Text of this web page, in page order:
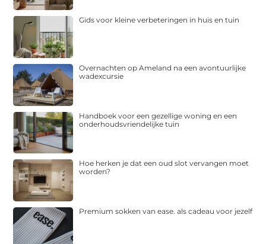
Gids voor kleine verbeteringen in huis en tuin
Overnachten op Ameland na een avontuurlijke
wadexcursie
Handboek voor een gezellige woning en een
onderhoudsvriendelijke tuin
Hoe herken je dat een oud slot vervangen moet
worden?
Premium sokken van ease. als cadeau voor jezelf